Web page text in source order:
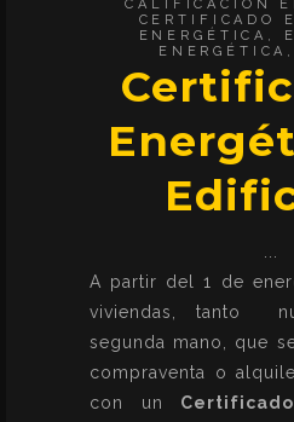
CALIFICACIÓN
CERTIFICADO
ENERGÉTICA ,
ENERGÉTICA
A partir del 1 de
viviendas, tanto
segunda mano, que
compraventa o
con un